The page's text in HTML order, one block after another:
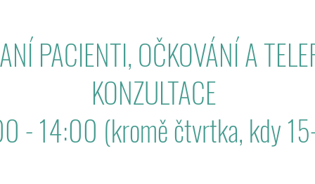
PACIENTI, OČKOVÁNÍ A
KONZULTACE
- 14:00 (kromě čtvrtka, kdy